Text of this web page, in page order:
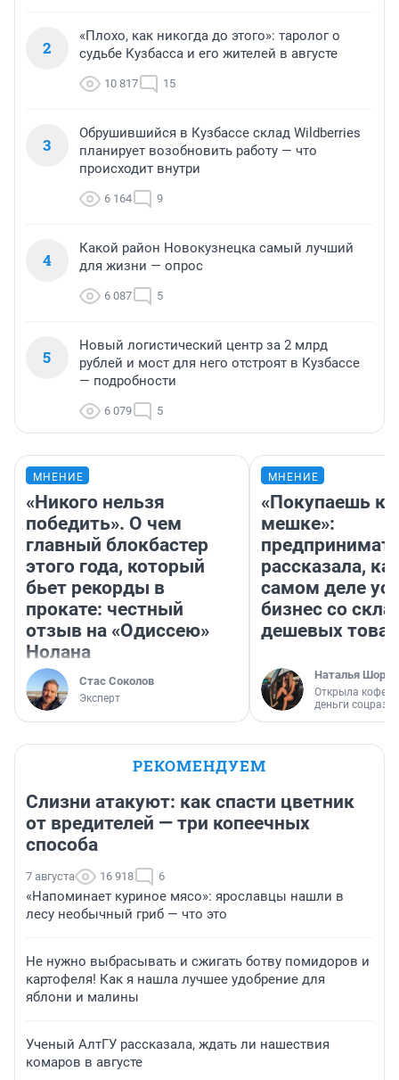
2
«Плохо, как никогда до этого»: таролог о
судьбе Кузбасса и его жителей в августе
10 817 15
3
Обрушившийся в Кузбассе склад Wildberries
планирует возобновить работу — что
происходит внутри
6 164 9
4
Какой район Новокузнецка самый лучший
для жизни — опрос
6 087 5
5
Новый логистический центр за 2 млрд
рублей и мост для него отстроят в Кузбассе
— подробности
6 079 5
МНЕНИЕ
«Никого нельзя
победить». О чем
главный блокбастер
этого года, который
бьет рекорды в
прокате: честный
отзыв на «Одиссею»
Нолана
Стас Соколов
Эксперт
МНЕНИЕ
«Покупаешь
мешке»:
рассказала,
самом деле
бизнес со
дешевых
Наталья
Открыла
деньги
РЕКОМЕНДУЕМ
Слизни атакуют: как спасти цветник
от вредителей — три копеечных
способа
7 августа 16 918 6
«Напоминает куриное мясо»: ярославцы нашли в
лесу необычный гриб — что это
Не нужно выбрасывать и сжигать ботву помидоров и
картофеля! Как я нашла лучшее удобрение для
яблони и малины
Ученый АлтГУ рассказала, ждать ли нашествия
комаров в августе